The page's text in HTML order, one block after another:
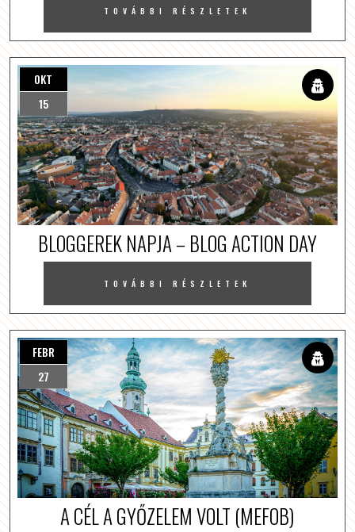
TOVÁBBI RÉSZLETEK
OKT
15
BLOGGEREK NAPJA – BLOG ACTION DAY
TOVÁBBI RÉSZLETEK
FEBR
27
A CÉL A GYŐZELEM VOLT (MEFOB)